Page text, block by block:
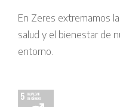
En Zeres extremamos
salud y el bienestar de
entorno.